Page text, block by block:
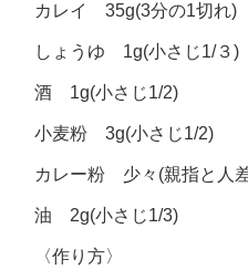
カレイ 35g(3分の1切れ)
しょうゆ 1g(小さじ1/３)
酒 1g(小さじ1/2)
小麦粉 3g(小さじ1/2)
カレー粉 少々(親指と人
油 2g(小さじ1/3)
〈作り方〉